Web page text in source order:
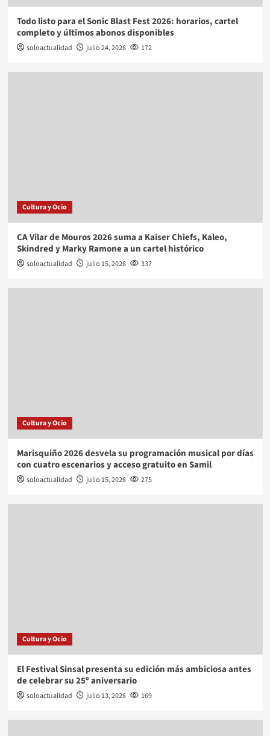
Todo listo para el Sonic Blast Fest 2026: horarios, cartel
completo y últimos abonos disponibles
soloactualidad julio 24, 2026 172
Cultura y Ocio
CA Vilar de Mouros 2026 suma a Kaiser Chiefs, Kaleo,
Skindred y Marky Ramone a un cartel histórico
soloactualidad julio 15, 2026 337
Cultura y Ocio
Marisquiño 2026 desvela su programación musical por días
con cuatro escenarios y acceso gratuito en Samil
soloactualidad julio 15, 2026 275
Cultura y Ocio
El Festival Sinsal presenta su edición más ambiciosa antes
de celebrar su 25º aniversario
soloactualidad julio 13, 2026 169